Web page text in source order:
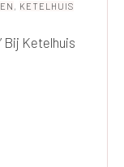
, KETELHUIS
Bij Ketelhuis